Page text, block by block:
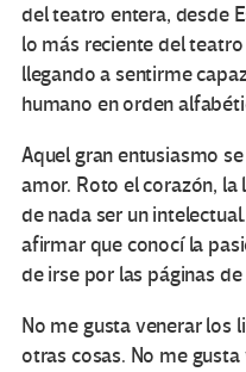
del teatro entera, desde
lo más reciente del
llegando a sentirme
humano en orden
Aquel gran entusiasmo
amor. Roto el corazón, la
de nada ser un
afirmar que conocí la
de irse por las páginas
No me gusta venerar los
otras cosas. No me